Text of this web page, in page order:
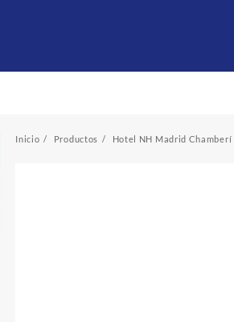
Inicio Productos Hotel NH Madrid Chamberí